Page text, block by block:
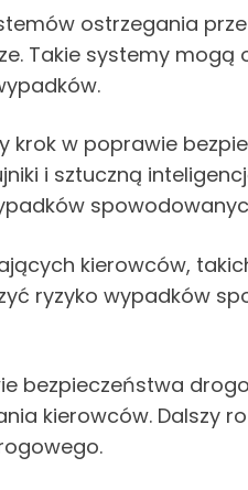
ostrzegania
Takie systemy
w poprawie
i sztuczną
kierowców,
ryzyko wypadków
bezpieczeństwa
kierowców. Dalszy